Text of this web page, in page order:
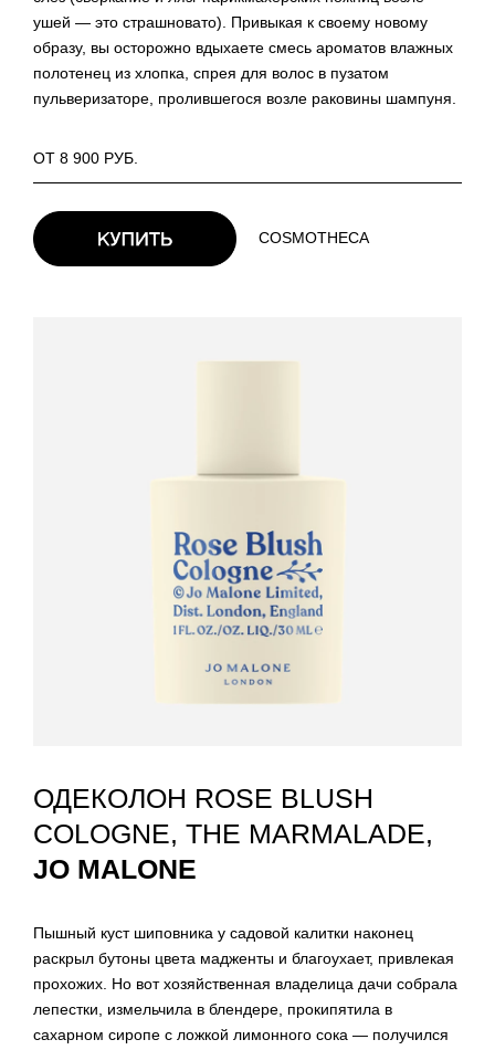
ушей — это страшновато). Привыкая к своему новому
образу, вы осторожно вдыхаете смесь ароматов влажных
полотенец из хлопка, спрея для волос в пузатом
пульверизаторе, пролившегося возле раковины шампуня.
ОТ 8 900 РУБ.
COSMOTHECA
ОДЕКОЛОН ROSE BLUSH
COLOGNE, THE MARMALADE,
JO MALONE
Пышный куст шиповника у садовой калитки наконец
раскрыл бутоны цвета мадженты и благоухает, привлекая
прохожих. Но вот хозяйственная владелица дачи собрала
лепестки, измельчила в блендере, прокипятила в
сахарном сиропе с ложкой лимонного сока — получился